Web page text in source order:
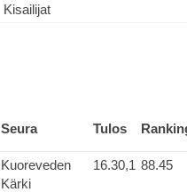
Kisailijat
Seura Tulos
Kuoreveden
Kärki
16.30,1 88.45